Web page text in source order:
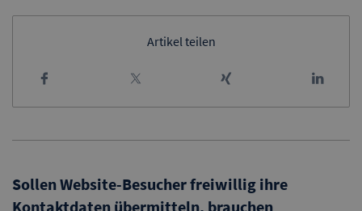
Artikel teilen
Sollen Website-Besucher freiwillig ihre
Kontaktdaten übermitteln, brauchen